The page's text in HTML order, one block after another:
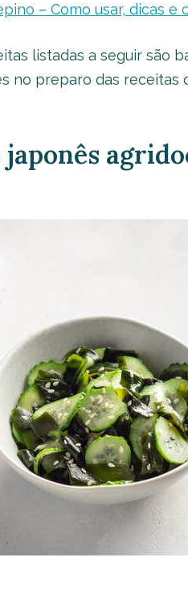
– Como usar, dicas e
listadas a seguir são
no preparo das receitas